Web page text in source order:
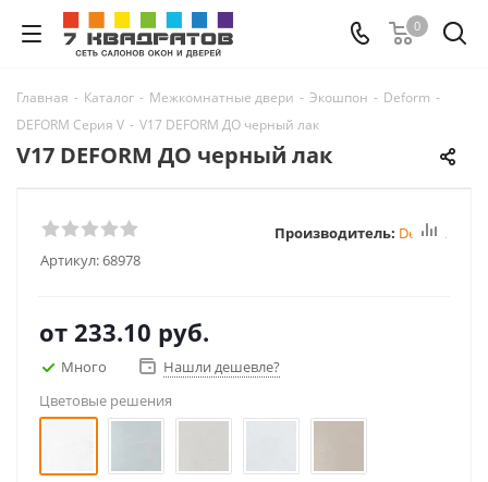
0
Главная - Каталог - Межкомнатные двери - Экошпон - Deform -
DEFORM Серия V - V17 DEFORM ДО черный лак
V17 DEFORM ДО черный лак
Артикул:68978
Производитель: Deform
от 233.10 руб.
Много
Нашли дешевле?
Цветовые решения